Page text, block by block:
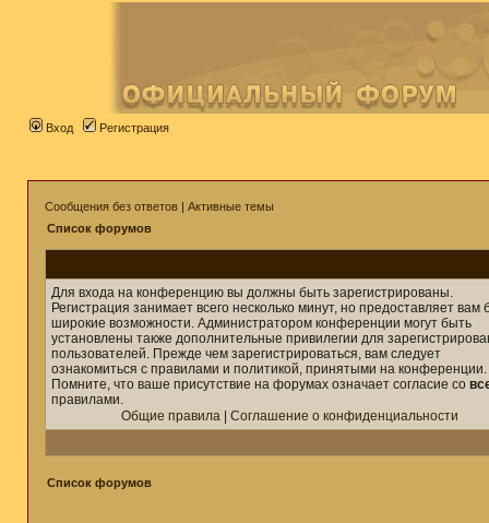
Вход Регистрация
Сообщения без ответов | Активные темы
Список форумов
Для входа на конференцию вы должны быть зарегистрированы.
Регистрация занимает всего несколько минут, но предоставляет вам
широкие возможности. Администратором конференции могут быть
установлены также дополнительные привилегии для
пользователей. Прежде чем зарегистрироваться, вам следует
ознакомиться с правилами и политикой, принятыми на конференции.
Помните, что ваше присутствие на форумах означает согласие со
правилами.
Общие правила
Соглашение о конфиденциальности
Список форумов